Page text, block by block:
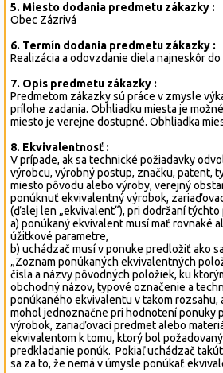
5. Miesto dodania predmetu zákazky :
Obec Zázrivá
6. Termín dodania predmetu zákazky :
Realizácia a odovzdanie diela najneskôr do
7. Opis predmetu zákazky :
Predmetom zákazky sú práce v zmysle
prílohe zadania. Obhliadku miesta je
miesto je verejne dostupné. Obhliadka
8. Ekvivalentnosť :
V prípade, ak sa technické požiadavky
výrobcu, výrobný postup, značku, patent,
miesto pôvodu alebo výroby, verejný
ponúknuť ekvivalentný výrobok,
(ďalej len „ekvivalent“), pri dodržaní týchto
a) ponúkaný ekvivalent musí mať rovnaké
úžitkové parametre,
b) uchádzač musí v ponuke predložiť ako
„Zoznam ponúkaných ekvivalentných
čísla a názvy pôvodných položiek, ku
obchodný názov, typové označenie a
ponúkaného ekvivalentu v takom rozsahu,
mohol jednoznačne pri hodnotení ponuky
výrobok, zariaďovací predmet alebo
ekvivalentom k tomu, ktorý bol
predkladanie ponúk. Pokiaľ uchádzač
sa za to, že nemá v úmysle ponúkať